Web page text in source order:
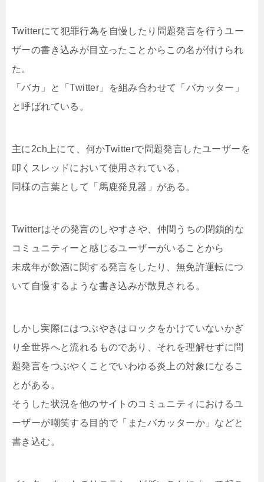
Twitterにて犯罪行為を自慢したり問題発言を行うユー
ザーの書き込みが目立ったことからこの名が付けられ
た。
「バカ」と「Twitter」を組み合わせて「バカッター」
と呼ばれている。
主に2ch上にて、何かTwitterで問題発言したユーザーを
叩くスレッドにおいて使用されている。
同様の言葉として「馬鹿発見器」がある。
Twitterはその発言のしやすさや、仲間うちの閉鎖的な
コミュニティーと感じるユーザーがいることから
未成年が飲酒に関する発言をしたり、無免許運転につ
いて自慢するような書き込みが散見される。
しかし実際にはつぶやきはロックをかけていないかぎ
り全世界へと流れるものであり、それを理解せずに問
題発言をつぶやくことでいわゆる炎上の対象になるこ
とがある。
そうした状況を他のサイトのコミュニティにおけるユ
ーザーが嘲笑する目的で「またバカッターか」などと
書き込む。